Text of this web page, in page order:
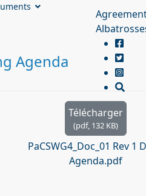
Agenda
Télécharger
(pdf, 132 KB)
PaCSWG4_Doc_01 Rev 1
Agenda.pdf